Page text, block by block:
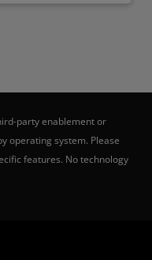
party enablement or
operating system. Please
features. No technology